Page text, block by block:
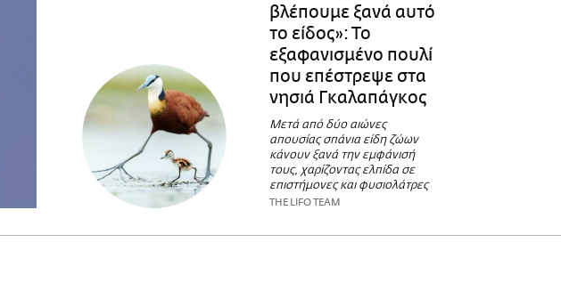
βλέπουμε ξανά αυτό
το είδος»: Το
εξαφανισμένο πουλί
που επέστρεψε στα
νησιά Γκαλαπάγκος
Μετά από δύο αιώνες
απουσίας σπάνια είδη ζώων
κάνουν ξανά την εμφάνισή
τους, χαρίζοντας ελπίδα σε
επιστήμονες και φυσιολάτρες
THE LIFO TEAM